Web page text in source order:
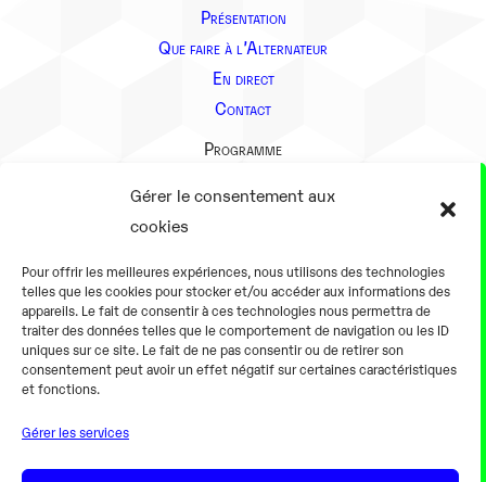
Gérer le consentement aux
cookies
Pour offrir les meilleures expériences, nous utilisons des technologies
telles que les cookies pour stocker et/ou accéder aux informations des
appareils. Le fait de consentir à ces technologies nous permettra de
traiter des données telles que le comportement de navigation ou les ID
uniques sur ce site. Le fait de ne pas consentir ou de retirer son
consentement peut avoir un effet négatif sur certaines caractéristiques
et fonctions.
Gérer les services
Présentation
Que faire à l’Alternateur
En direct
Contact
Programme
Présentation
En pratique
Tarifs et horaires
Salles
Équipements numériques